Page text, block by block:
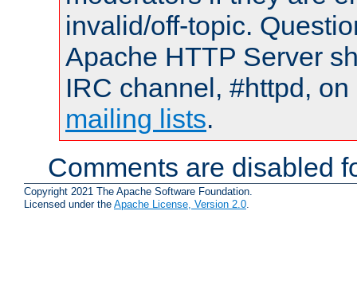
invalid/off-topic.
Apache HTTP Server
IRC channel, #httpd,
mailing lists.
Comments are disabled
Copyright 2021 The Apache Software Foundation.
Licensed under the Apache License, Version 2.0.